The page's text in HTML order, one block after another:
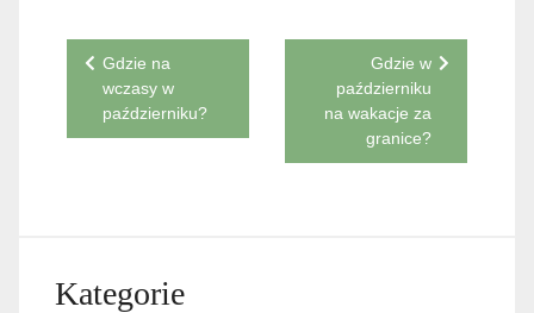
Nawigacja
wpisu
Gdzie na
wczasy w
październiku?
Gdzie w
październiku
na wakacje za
granice?
Kategorie